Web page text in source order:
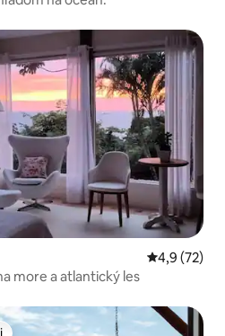
Priemerné
4,9 (72)
more a atlantický les